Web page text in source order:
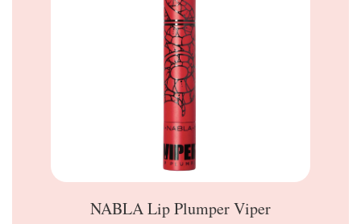
NABLA Lip Plumper Viper